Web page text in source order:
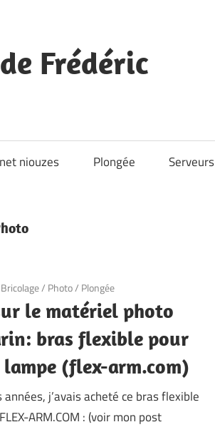
Frédéric
niouzes Plongée Serveurs
Bricolage/ Photo/ Plongée
le matériel photo
bras flexible pour
(flex-arm.com)
j’avais acheté ce bras flexible
ARM.COM : (voir mon post